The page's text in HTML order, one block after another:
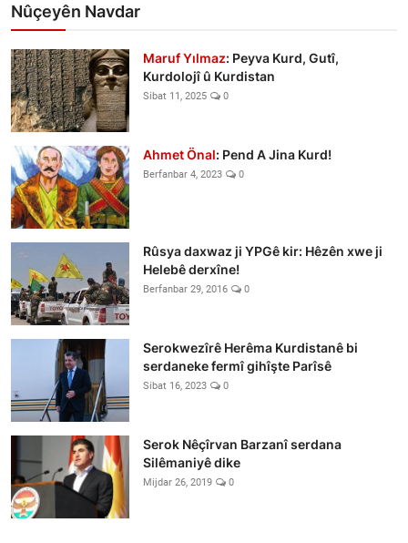
Nûçeyên Navdar
Maruf Yılmaz: Peyva Kurd, Gutî,
Kurdolojî û Kurdistan
Sibat 11, 2025 0
Ahmet Önal: Pend A Jina Kurd!
Berfanbar 4, 2023 0
Rûsya daxwaz ji YPGê kir: Hêzên xwe ji
Helebê derxîne!
Berfanbar 29, 2016 0
Serokwezîrê Herêma Kurdistanê bi
serdaneke fermî gihîşte Parîsê
Sibat 16, 2023 0
Serok Nêçîrvan Barzanî serdana
Silêmaniyê dike
Mijdar 26, 2019 0